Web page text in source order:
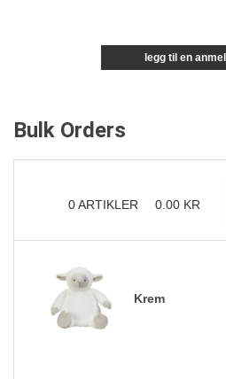
legg til en
Bulk Orders
0ARTIKLER 0.00 KR
Krem